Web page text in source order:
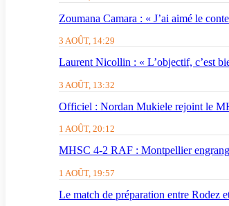
Zoumana Camara : « J’ai aimé le
3 AOÛT, 14:29
Laurent Nicollin : « L’objectif, c’est
3 AOÛT, 13:32
Officiel : Nordan Mukiele rejoint le
1 AOÛT, 20:12
MHSC 4-2 RAF : Montpellier
1 AOÛT, 19:57
Le match de préparation entre Rodez